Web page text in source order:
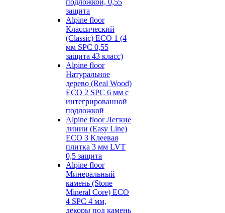
подложкой, 0,55
защита
Alpine floor
Классический
(Classic) ECO 1 (4
мм SPC 0,55
защита 43 класс)
Alpine floor
Натуральное
дерево (Real Wood)
ECO 2 SPC 6 мм с
интегрированной
подложкой
Alpine floor Легкие
линии (Easy Line)
ECO 3 Клеевая
плитка 3 мм LVT
0,5 защита
Alpine floor
Минеральный
камень (Stone
Mineral Core) ECO
4 SPC 4 мм,
декоры под камень